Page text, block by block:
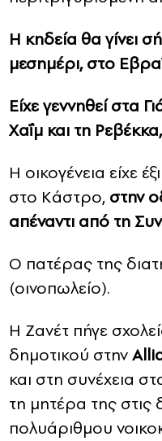
Η κηδεία θα γίνει
μεσημέρι, στο
Είχε γεννηθεί στα
Χαΐμ και τη
Η οικογένεια είχε
στο Kάστρο, στην
απέναντι από τη
Ο πατέρας της
(οινοπωλείο).
Η Ζανέτ πήγε
δημοτικού στην
και στη συνέχεια
τη μητέρα της στις
πολυάριθμου